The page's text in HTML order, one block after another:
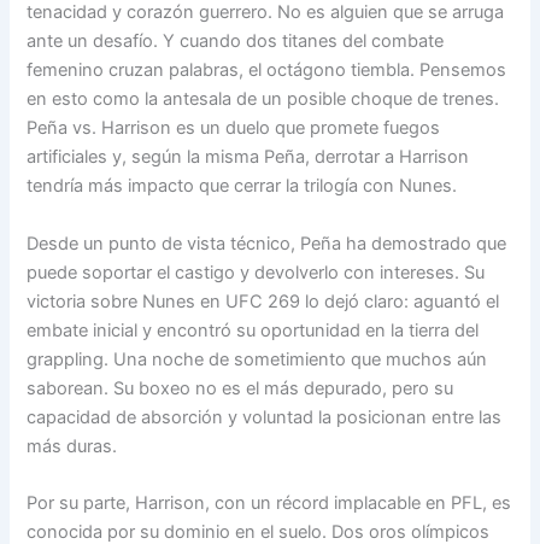
tenacidad y corazón guerrero. No es alguien que se arruga
ante un desafío. Y cuando dos titanes del combate
femenino cruzan palabras, el octágono tiembla. Pensemos
en esto como la antesala de un posible choque de trenes.
Peña vs. Harrison es un duelo que promete fuegos
artificiales y, según la misma Peña, derrotar a Harrison
tendría más impacto que cerrar la trilogía con Nunes.
Desde un punto de vista técnico, Peña ha demostrado que
puede soportar el castigo y devolverlo con intereses. Su
victoria sobre Nunes en UFC 269 lo dejó claro: aguantó el
embate inicial y encontró su oportunidad en la tierra del
grappling. Una noche de sometimiento que muchos aún
saborean. Su boxeo no es el más depurado, pero su
capacidad de absorción y voluntad la posicionan entre las
más duras.
Por su parte, Harrison, con un récord implacable en PFL, es
conocida por su dominio en el suelo. Dos oros olímpicos